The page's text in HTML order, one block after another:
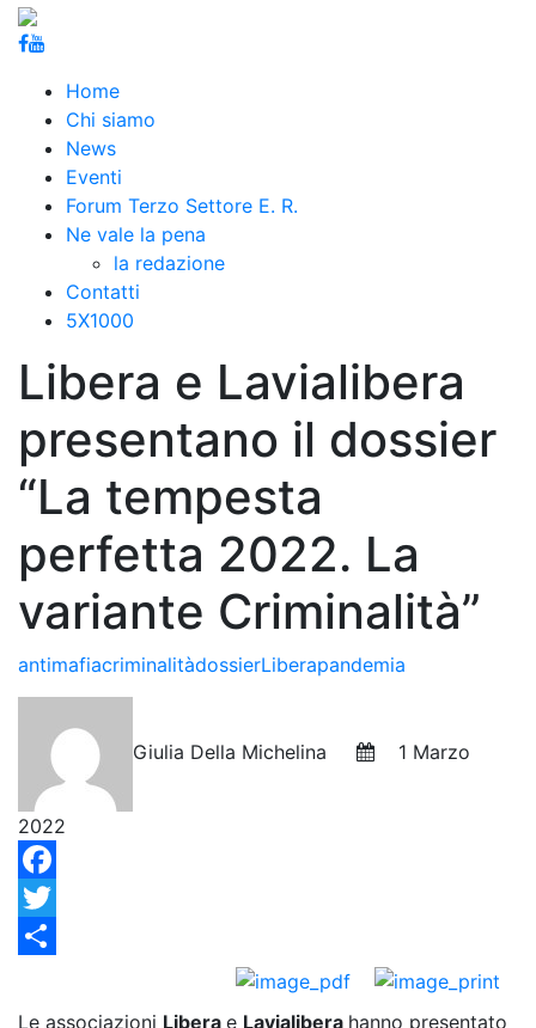
Home
Chi siamo
News
Eventi
Forum Terzo Settore E. R.
Ne vale la pena
la redazione
Contatti
5X1000
Libera e Lavialibera
presentano il dossier
“La tempesta
perfetta 2022. La
variante Criminalità”
antimafiacriminalitàdossierLiberapandemia
Giulia Della Michelina 1 Marzo
2022
Facebook
Twitter
Le associazioni Libera e Lavialibera hanno presentato